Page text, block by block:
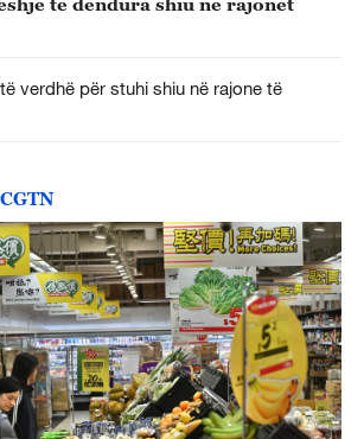
verdhë për stuhi shiu në rajone të